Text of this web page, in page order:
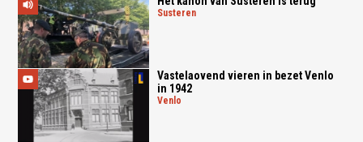
susteren
Vastelaovend vieren in bezet Venlo
in 1942
venlo